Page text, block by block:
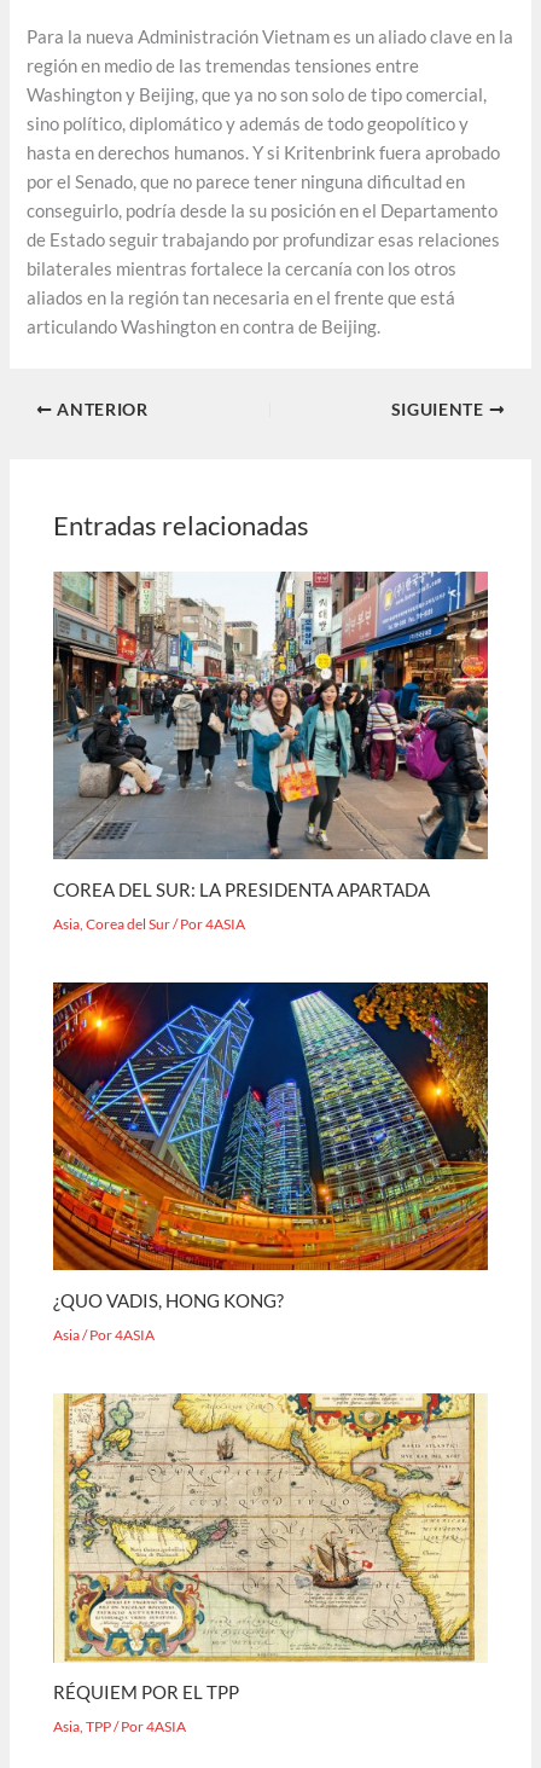
Para la nueva Administración Vietnam es un aliado clave en la
región en medio de las tremendas tensiones entre
Washington y Beijing, que ya no son solo de tipo comercial,
sino político, diplomático y además de todo geopolítico y
hasta en derechos humanos. Y si Kritenbrink fuera aprobado
por el Senado, que no parece tener ninguna dificultad en
conseguirlo, podría desde la su posición en el Departamento
de Estado seguir trabajando por profundizar esas relaciones
bilaterales mientras fortalece la cercanía con los otros
aliados en la región tan necesaria en el frente que está
articulando Washington en contra de Beijing.
ANTERIOR SIGUIENTE
Entradas relacionadas
COREA DEL SUR: LA PRESIDENTA APARTADA
Asia ,Corea del Sur/ Por4ASIA
¿QUO VADIS, HONG KONG?
Asia/ Por4ASIA
RÉQUIEM POR EL TPP
Asia,TPP/ Por4ASIA